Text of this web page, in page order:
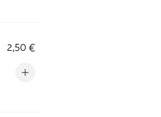
2,50 €